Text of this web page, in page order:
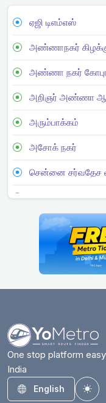
ஏஜி டிஎம்எஸ்
அண்ணாநகர்
அண்ணா நகர்
அறிஞர் அண்ணா
அரும்பாக்கம்
அசோக் நகர்
சென்னை சர்வதேச
சிஎம்பிடி
எழும்பூர்
ஈக்காட்டுதாங்கல்
அரசு எஸ்டேட்
காலடிப்பேட்டை
கோயம்பேடு
One stop platform
India
English